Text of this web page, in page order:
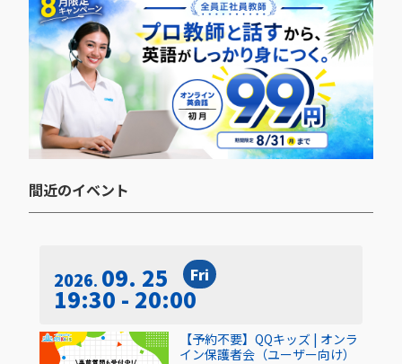
間近のイベント​
2026 09. 25 Fri
19:30 - 20:00
【予約不要】QQキッズ | オンラ
イン保護者会（ユーザー向け）